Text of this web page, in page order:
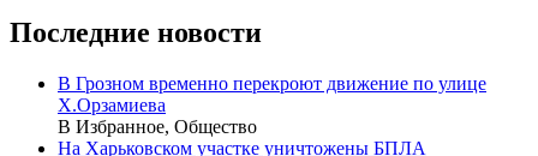
Последние новости
В Грозном временно перекроют движение по улице
Х.Орзамиева
В Избранное, Общество
На Харьковском участке уничтожены БПЛА